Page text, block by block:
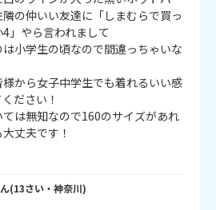
の仲いい友達に「しまむらで買っ
」やら言われまして
小学生の頃なので間違っちゃいな
から女子中学生でも着れるいい感
ださい！
は無知なので160のサイズがあれ
丈夫です！
(13さい・ 神奈川)